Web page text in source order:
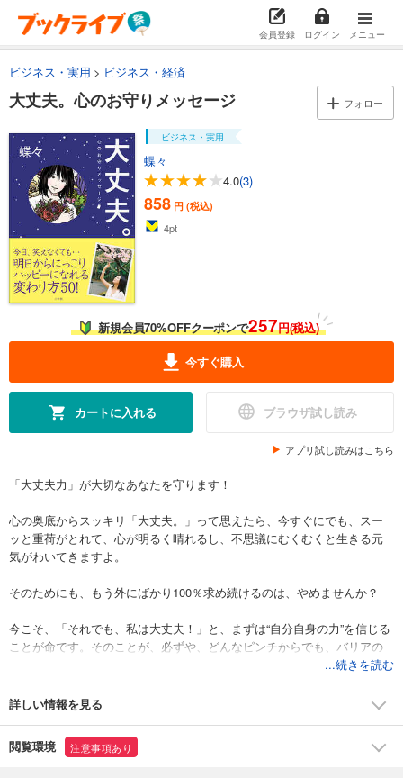
会員登録 ログイン メニュー
ビジネス・実用 ビジネス・経済
大丈夫。心のお守りメッセージ フォロー
ビジネス・実用
蝶々
4.0(3)
858 円 (税込)
4pt
新規会員70%OFFクーポンで257円(税込)
今すぐ購入
カートに入れる ブラウザ試し読み
アプリ試し読みはこちら
「大丈夫力」が大切なあなたを守ります！
心の奥底からスッキリ「大丈夫。」って思えたら、今すぐにでも、スー
ッと重荷がとれて、心が明るく晴れるし、不思議にむくむくと生きる元
気がわいてきますよ。
そのためにも、もう外にばかり100％求め続けるのは、やめませんか？
今こそ、「それでも、私は大丈夫！」と、まずは“自分自身の力”を信じる
ことが命です。そのことが、必ずや、どんなピンチからでも、バリアの
「そうはいっても、人間生きてりゃ心配のタネはいろいろあるし」とお
っしゃる気持ちもわかります。これから、さまざまなケースを例にあげ
伝えてしていきたいと思います。
たとえ今どんなシビアな状況でも、この先、どんなことが起きてきて
...続きを読む
詳しい情報を見る
閲覧環境 注意事項あり